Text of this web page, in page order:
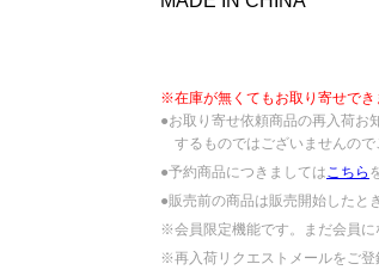
※在庫が無くてもお取り寄せでき
●お取り寄せ依頼商品の再入荷お
するものではございませんので
●予約商品につきましては こちら
●販売前の商品は販売開始したと
※会員限定機能です。まだ会員に
※再入荷リクエストメールをご